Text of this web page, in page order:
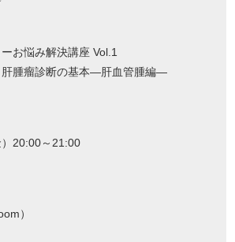
お悩み解決講座 Vol.1
肝腫瘤診断の基本―肝血管腫編―
20:00～21:00
）